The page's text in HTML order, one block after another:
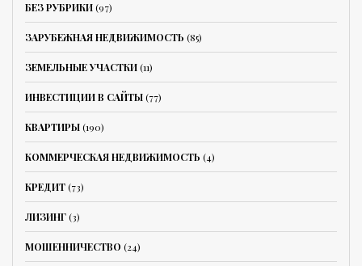
БЕЗ РУБРИКИ(97)
ЗАРУБЕЖНАЯ НЕДВИЖИМОСТЬ (85)
ЗЕМЕЛЬНЫЕ УЧАСТКИ(11)
ИНВЕСТИЦИИ В САЙТЫ(77)
КВАРТИРЫ(190)
КОММЕРЧЕСКАЯ НЕДВИЖИМОСТЬ (4)
КРЕДИТ(73)
ЛИЗИНГ(3)
МОШЕННИЧЕСТВО (24)